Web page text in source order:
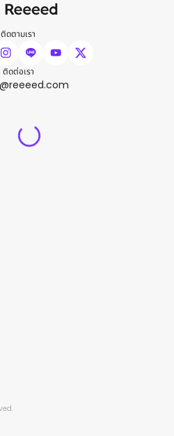
ติดตามเรา
ติดต่อเรา